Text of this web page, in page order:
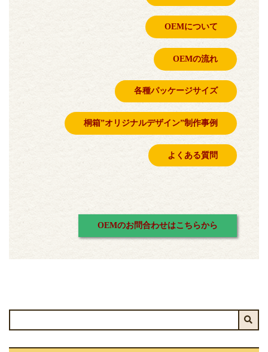
OEMについて
OEMの流れ
各種パッケージサイズ
桐箱”オリジナルデザイン”制作事例
よくある質問
OEMのお問合わせはこちらから